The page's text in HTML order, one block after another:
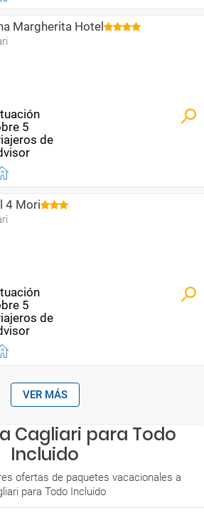
Margherita Hotel
4 Mori
VER MÁS
Cagliari para Todo
Incluido
ofertas de paquetes vacacionales a
para Todo Incluido